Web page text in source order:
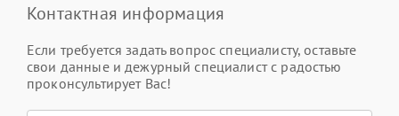
Контактная информация
Если требуется задать вопрос специалисту, оставьте
свои данные и дежурный специалист с радостью
проконсультирует Вас!